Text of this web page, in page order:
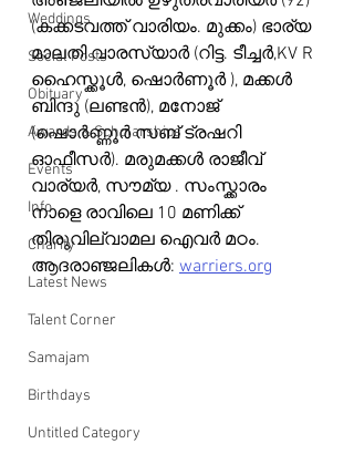
Weddings
Social Posts
Obituary
Awards & Scholarships
Events
Info
Charity
Latest News
Talent Corner
Samajam
Birthdays
Untitled Category
(കക്കടവത്ത് വാരിയം. മുക്കം) ഭാര്യ
മാലതി വാരസ്യാർ (റിട്ട. ടീച്ചർ,KV R
ഹൈസ്ക്കൂൾ, ഷൊർണൂർ ), മക്കൾ
ബിന്ദു (ലണ്ടൻ), മനോജ്
(ഷൊർണ്ണൂർ സബ് ട്രഷറി
ഓഫീസർ). മരുമക്കൾ രാജീവ്
വാര്യർ, സൗമ്യ . സംസ്ക്കാരം
നാളെ രാവിലെ 10 മണിക്ക്
തിരുവില്വാമല ഐവർ മഠം.
ആദരാഞ്ജലികൾ: warriers.org